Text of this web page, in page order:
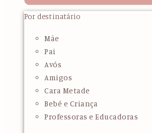
Por destinatário
Mãe
Pai
Avós
Amigos
Cara Metade
Bebé e Criança
Professoras e Educadoras